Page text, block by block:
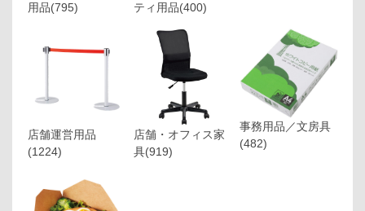
用品(795)
ティ用品(400)
店舗運営用品
(1224)
店舗・オフィス家
具(919)
事務用品／文房具
(482)